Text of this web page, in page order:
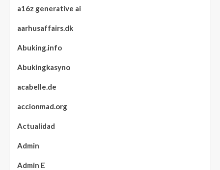
a16z generative ai
aarhusaffairs.dk
Abuking.info
Abukingkasyno
acabelle.de
accionmad.org
Actualidad
Admin
Admin E